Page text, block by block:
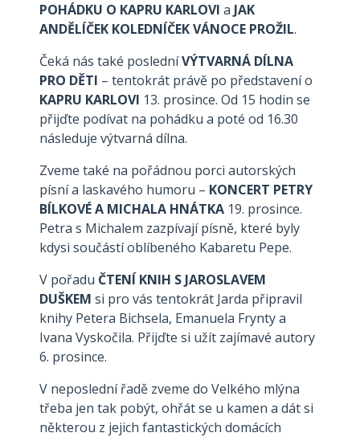
POHÁDKU O KAPRU KARLOVIa JAK
ANDĚLÍČEK KOLEDNÍČEK VÁNOCE PROŽIL.
Čeká nás také posledníVÝTVARNÁ DÍLNA
PRO DĚTI – tentokrát právě po představení o
KAPRU KARLOVI 13. prosince. Od 15 hodin se
přijďte podívat na pohádku a poté od 16.30
následuje výtvarná dílna.
Zveme také na pořádnou porci autorských
písní a laskavého humoru – KONCERT PETRY
BÍLKOVÉ A MICHALA HNÁTKA 19. prosince.
Petra s Michalem zazpívají písně, které byly
kdysi součástí oblíbeného Kabaretu Pepe.
V pořadu ČTENÍ KNIH S JAROSLAVEM
DUŠKEM si pro vás tentokrát Jarda připravil
knihy Petera Bichsela, Emanuela Frynty a
Ivana Vyskočila. Přijďte si užít zajímavé autory
6. prosince.
V neposlední řadě zveme do Velkého mlýna
třeba jen tak pobýt, ohřát se u kamen a dát si
některou z jejich fantastických domácích